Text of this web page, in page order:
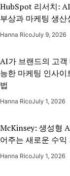
HubSpot 리서치:
부상과 마케팅 생
Hanna RicoJuly 9, 2026
AI가 브랜드의 고
능한 마케팅 인사
법
Hanna RicoJuly 1, 2026
McKinsey: 생성형
어주는 새로운 수익
Hanna RicoJuly 1, 2026